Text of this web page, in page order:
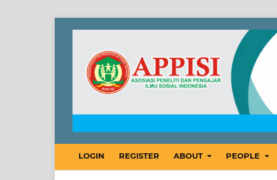
LOGIN REGISTER ABOUT PEOPLE